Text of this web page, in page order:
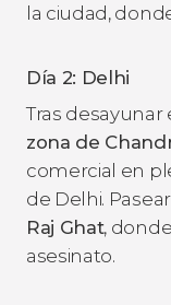
la ciudad,
Día 2: Delhi
Tras
zona de
comercial en
de Delhi.
Raj Ghat,
asesinato.